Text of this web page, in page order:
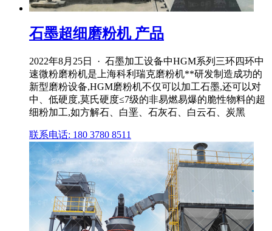
石墨超细磨粉机 产品
2022年8月25日 · 石墨加工设备中HGM系列三环四环中
速微粉磨粉机是上海科利瑞克磨粉机**研发制造成功的
新型磨粉设备,HGM磨粉机不仅可以加工石墨,还可以对
中、低硬度,莫氏硬度≤7级的非易燃易爆的脆性物料的超
细粉加工,如方解石、白垩、石灰石、白云石、炭黑
联系电话: 180 3780 8511